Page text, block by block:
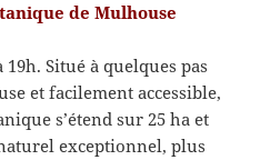
de Mulhouse
Situé à quelques pas
et facilement accessible,
s’étend sur 25 ha et
exceptionnel, plus